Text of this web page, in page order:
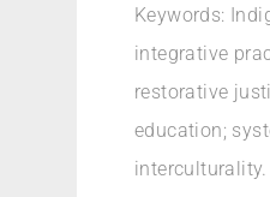
Keywords:
integrative
restorative
education;
interculturality.